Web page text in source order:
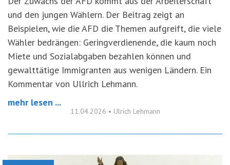
und den jungen Wählern. Der Beitrag zeigt an
Beispielen, wie die AFD die Themen aufgreift, die viele
Wähler bedrängen: Geringverdienende, die kaum noch
Miete und Sozialabgaben bezahlen können und
gewalttätige Immigranten aus wenigen Ländern. Ein
Kommentar von Ullrich Lehmann.
mehr lesen ...
11.04.2026 • Ulrich Lehmann